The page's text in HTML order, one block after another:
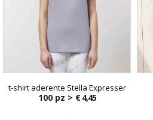
t-shirt aderente Stella Expresser
100 pz > € 4,45